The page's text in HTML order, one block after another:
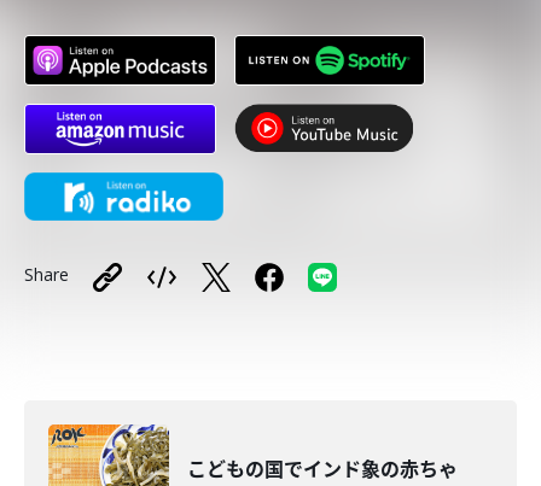
Share
こどもの国でインド象の赤ちゃ